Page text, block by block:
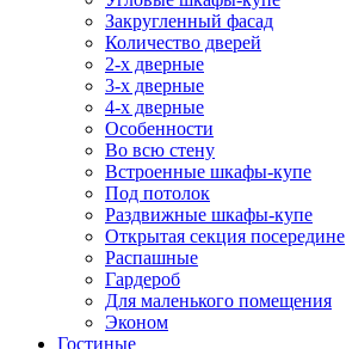
Закругленный фасад
Количество дверей
2-х дверные
3-х дверные
4-х дверные
Особенности
Во всю стену
Встроенные шкафы-купе
Под потолок
Раздвижные шкафы-купе
Открытая секция посередине
Распашные
Гардероб
Для маленького помещения
Эконом
Гостиные